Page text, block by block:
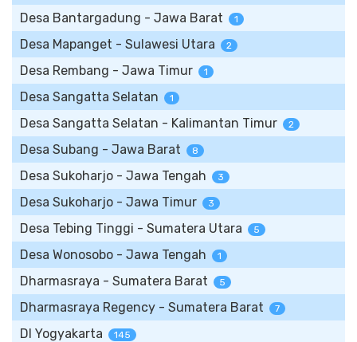
Desa Bantargadung - Jawa Barat 1
Desa Mapanget - Sulawesi Utara 2
Desa Rembang - Jawa Timur 1
Desa Sangatta Selatan 1
Desa Sangatta Selatan - Kalimantan Timur 2
Desa Subang - Jawa Barat 8
Desa Sukoharjo - Jawa Tengah 3
Desa Sukoharjo - Jawa Timur 3
Desa Tebing Tinggi - Sumatera Utara 5
Desa Wonosobo - Jawa Tengah 1
Dharmasraya - Sumatera Barat 5
Dharmasraya Regency - Sumatera Barat 7
DI Yogyakarta 145